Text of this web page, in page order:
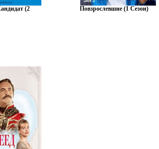
(2
Повзрослевшие (1 Сезон)